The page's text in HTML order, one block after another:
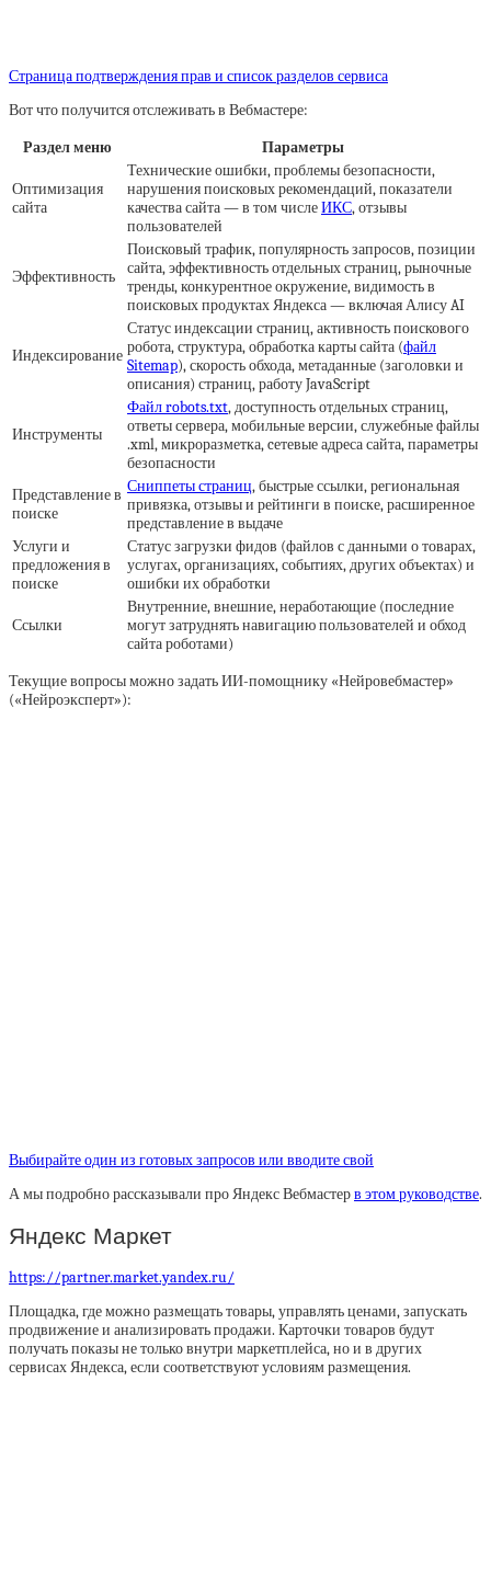
Страница подтверждения прав и список разделов сервиса
Вот что получится отслеживать в Вебмастере:
Раздел меню
Параметры
Оптимизация
сайта
Технические ошибки, проблемы безопасности,
нарушения поисковых рекомендаций, показатели
качества сайта — в том числеИКС, отзывы
пользователей
Эффективность
Поисковый трафик, популярность запросов, позиции
сайта, эффективность отдельных страниц, рыночные
тренды, конкурентное окружение, видимость в
поисковых продуктах Яндекса — включая Алису AI
Индексирование
Статус индексации страниц, активность поискового
робота, структура, обработка карты сайта (файл
Sitemap), скорость обхода, метаданные (заголовки и
описания) страниц, работу JavaScript
Инструменты
Файл robots.txt, доступность отдельных страниц,
ответы сервера, мобильные версии, служебные файлы
.xml, микроразметка, cетевые адреса сайта, параметры
безопасности
Представление в
поиске
Сниппеты страниц, быстрые ссылки, региональная
привязка, отзывы и рейтинги в поиске, расширенное
представление в выдаче
Услуги и
предложения в
поиске
Статус загрузки фидов (файлов с данными о товарах,
услугах, организациях, событиях, других объектах) и
ошибки их обработки
Ссылки
Внутренние, внешние, неработающие (последние
могут затруднять навигацию пользователей и обход
сайта роботами)
Текущие вопросы можно задать ИИ-помощнику «Нейровебмастер»
(«Нейроэксперт»):
Выбирайте один из готовых запросов или вводите свой
А мы подробно рассказывали про Яндекс Вебмастерв этом руководстве.
Яндекс Маркет
https://partner.market.yandex.ru/
Площадка, где можно размещать товары, управлять ценами, запускать
продвижение и анализировать продажи. Карточки товаров будут
получать показы не только внутри маркетплейса, но и в других
сервисах Яндекса, если соответствуют условиям размещения.